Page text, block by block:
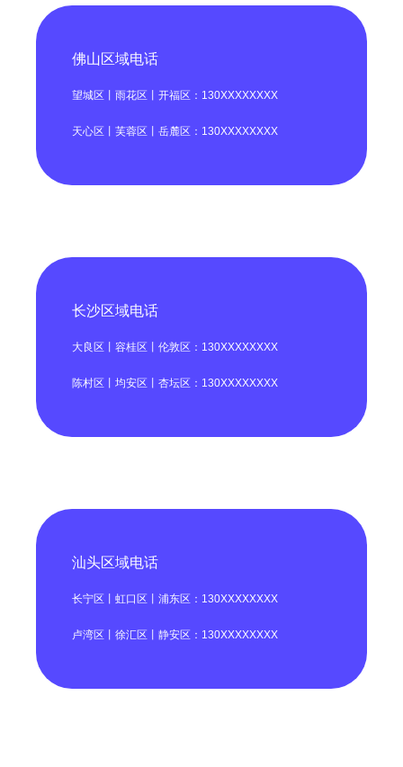
佛山区域电话
望城区丨雨花区丨开福区：130XXXXXXXX
天心区丨芙蓉区丨岳麓区：130XXXXXXXX
长沙区域电话
大良区丨容桂区丨伦敦区：130XXXXXXXX
陈村区丨均安区丨杏坛区：130XXXXXXXX
汕头区域电话
长宁区丨虹口区丨浦东区：130XXXXXXXX
卢湾区丨徐汇区丨静安区：130XXXXXXXX